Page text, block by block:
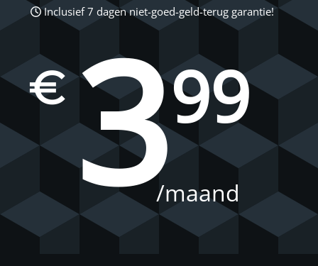
Inclusief 7 dagen niet-goed-geld-terug garantie!
€399
/maand